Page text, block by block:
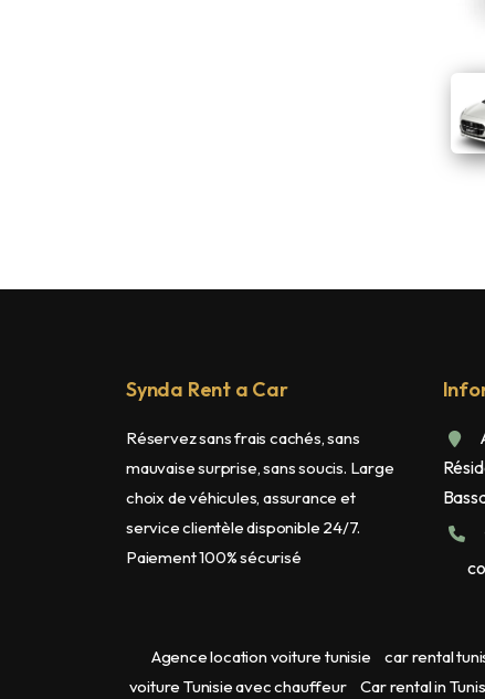
Synda Rent a Car
Réservez sans frais cachés, sans
mauvaise surprise, sans soucis. Large
choix de véhicules, assurance et
service clientèle disponible 24/7.
Paiement 100% sécurisé
Agence location voiture tunisie car rental
voiture Tunisie avec chauffeur
Car rental in